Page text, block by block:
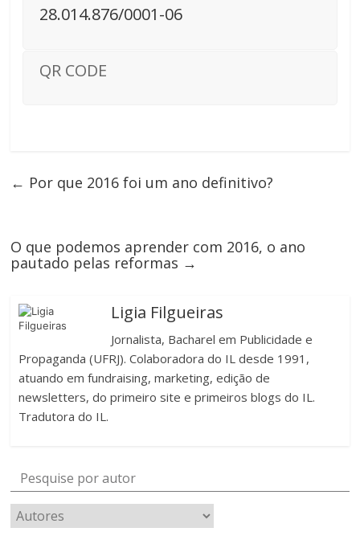
28.014.876/0001-06
QR CODE
← Por que 2016 foi um ano definitivo?
O que podemos aprender com 2016, o ano
pautado pelas reformas →
Ligia Filgueiras
Jornalista, Bacharel em Publicidade e
Propaganda (UFRJ). Colaboradora do IL desde 1991,
atuando em fundraising, marketing, edição de
newsletters, do primeiro site e primeiros blogs do IL.
Tradutora do IL.
Pesquise por autor